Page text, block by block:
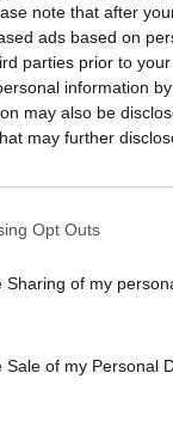
note that after
ads based on
parties prior to
information
may also be
may further
Opt Outs
of my
of my Personal
slå
öl”
den
att ha blivit